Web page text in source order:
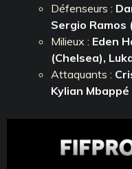
Défenseurs :
Sergio Ramos
Milieux : Eden
(Chelsea),
Attaquants :
Kylian